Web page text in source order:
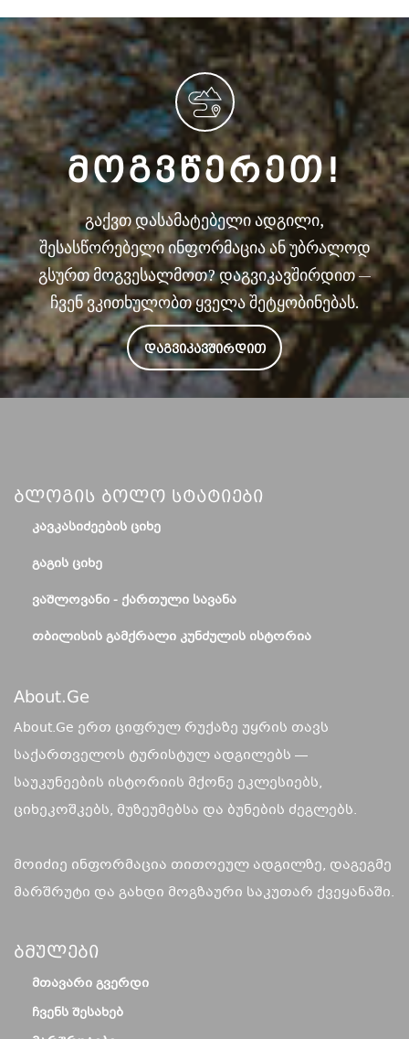
ᲛᲝᲒᲕᲬᲔᲠᲔᲗ!
გაქვთ დასამატებელი ადგილი,
შესასწორებელი ინფორმაცია ან უბრალოდ
გსურთ მოგვესალმოთ? დაგვიკავშირდით —
ჩვენ ვკითხულობთ ყველა შეტყობინებას.
ᲓᲐᲒᲕᲘᲙᲐᲕᲨᲘᲠᲓᲘᲗ
Ბლოგის Ბოლო Სტატიები
ᲙᲐᲕᲙᲐᲡᲘᲫᲔᲔᲑᲘᲡ ᲪᲘᲮᲔ
ᲒᲐᲒᲘᲡ ᲪᲘᲮᲔ
ᲕᲐᲨᲚᲝᲕᲐᲜᲘ - ᲥᲐᲠᲗᲣᲚᲘ ᲡᲐᲕᲐᲜᲐ
ᲗᲑᲘᲚᲘᲡᲘᲡ ᲒᲐᲛᲥᲠᲐᲚᲘ ᲙᲣᲜᲫᲣᲚᲘᲡ ᲘᲡᲢᲝᲠᲘᲐ
About.ge
About.Ge ერთ ციფრულ რუქაზე უყრის თავს
საქართველოს ტურისტულ ადგილებს —
საუკუნეების ისტორიის მქონე ეკლესიებს,
ციხეკოშკებს, მუზეუმებსა და ბუნების ძეგლებს.
მოიძიე ინფორმაცია თითოეულ ადგილზე, დაგეგმე
მარშრუტი და გახდი მოგზაური საკუთარ ქვეყანაში.
Ბმულები
ᲛᲗᲐᲕᲐᲠᲘ ᲒᲕᲔᲠᲓᲘ
ᲩᲕᲔᲜᲡ ᲨᲔᲡᲐᲮᲔᲑ